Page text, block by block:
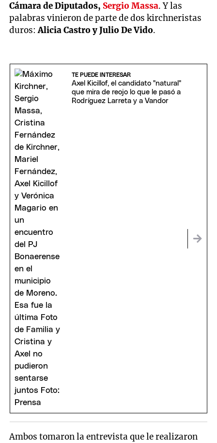
Cámara de Diputados, Sergio Massa. Y las
palabras vinieron de parte de dos kirchneristas
duros:Alicia Castro y Julio De Vido.
TE PUEDE INTERESAR
Axel Kicillof, el candidato "natural"
que mira de reojo lo que le pasó a
Rodríguez Larreta y a Vandor
Ambos tomaron la entrevista que le realizaron